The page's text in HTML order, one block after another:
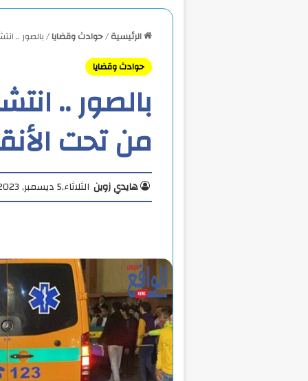
الرئيسية/حوادث وقضايا/بالصور ..
حوادث وقضايا
بالصور ..
من تحت
هايدي زوين الثلاثاء,5 ديسمبر, 2023 7:40 م